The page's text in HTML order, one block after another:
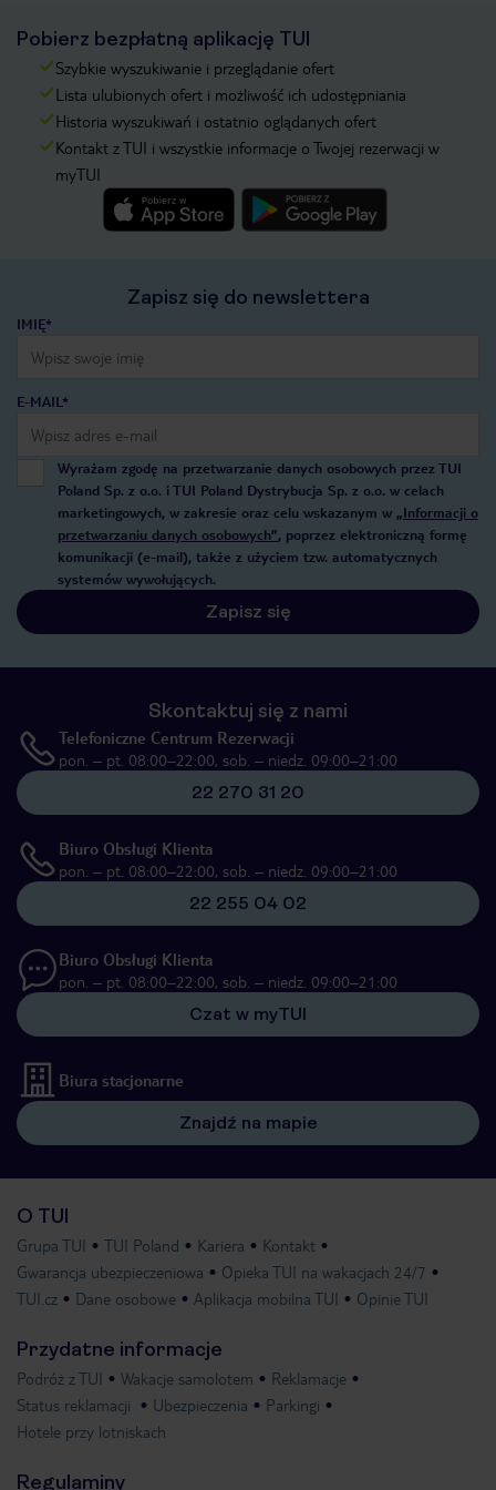
Pobierz bezpłatną aplikację TUI
Szybkie wyszukiwanie i przeglądanie ofert
Lista ulubionych ofert i możliwość ich udostępniania
Historia wyszukiwań i ostatnio oglądanych ofert
Kontakt z TUI i wszystkie informacje o Twojej rezerwacji w
myTUI
Zapisz się do newslettera
IMIĘ*
E-MAIL*
Wyrażam zgodę na przetwarzanie danych osobowych przez TUI
Poland Sp. z o.o. i TUI Poland Dystrybucja Sp. z o.o. w celach
marketingowych, w zakresie oraz celu wskazanym w „Informacji o
przetwarzaniu danych osobowych”, poprzez elektroniczną formę
komunikacji (e-mail), także z użyciem tzw. automatycznych
systemów wywołujących.
Zapisz się
Skontaktuj się z nami
Telefoniczne Centrum Rezerwacji
pon. – pt. 08:00–22:00, sob. – niedz. 09:00–21:00
22 270 31 20
Biuro Obsługi Klienta
pon. – pt. 08:00–22:00, sob. – niedz. 09:00–21:00
22 255 04 02
Biuro Obsługi Klienta
pon. – pt. 08:00–22:00, sob. – niedz. 09:00–21:00
Czat w myTUI
Biura stacjonarne
Znajdź na mapie
O TUI
Grupa TUI TUI Poland Kariera
Kontakt
Gwarancja ubezpieczeniowa
Opieka TUI na wakacjach 24/7
TUI.cz
Dane osobowe Aplikacja mobilna TUI Opinie TUI
Przydatne informacje
Podróż z TUI Wakacje samolotem
Reklamacje
Status reklamacji
Ubezpieczenia
Parkingi
Hotele przy lotniskach
Regulaminy